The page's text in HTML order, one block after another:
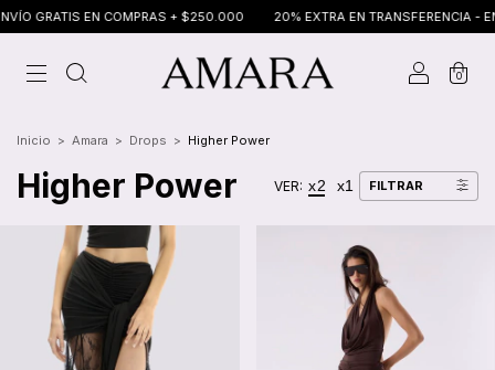
COMPRAS + $250.000 20% EXTRA EN TRANSFERENCIA - ENVÍO GRATIS
0
Inicio > Amara > Drops > Higher Power
Higher Power VER: x2 x1 FILTRAR